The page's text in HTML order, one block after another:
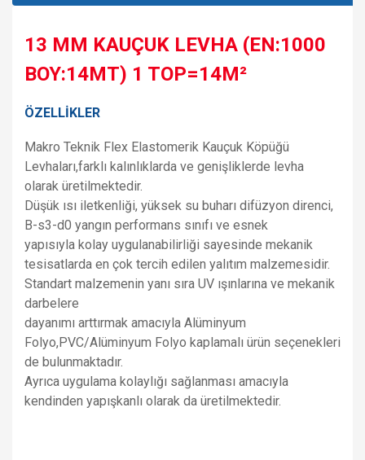
13 MM KAUÇUK LEVHA (EN:1000
BOY:14MT) 1 TOP=14M²
ÖZELLİKLER
Makro Teknik Flex Elastomerik Kauçuk Köpüğü
Levhaları,farklı kalınlıklarda ve genişliklerde levha
olarak üretilmektedir.
Düşük ısı iletkenliği, yüksek su buharı difüzyon direnci,
B-s3-d0 yangın performans sınıfı ve esnek
yapısıyla kolay uygulanabilirliği sayesinde mekanik
tesisatlarda en çok tercih edilen yalıtım malzemesidir.
Standart malzemenin yanı sıra UV ışınlarına ve mekanik
darbelere
dayanımı arttırmak amacıyla Alüminyum
Folyo,PVC/Alüminyum Folyo kaplamalı ürün seçenekleri
de bulunmaktadır.
Ayrıca uygulama kolaylığı sağlanması amacıyla
kendinden yapışkanlı olarak da üretilmektedir.